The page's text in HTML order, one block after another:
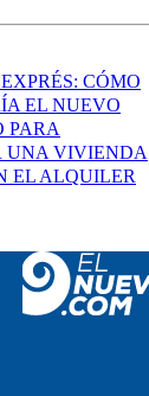
CÓMO
EL NUEVO
PARA
UNA VIVIENDA
EL ALQUILER